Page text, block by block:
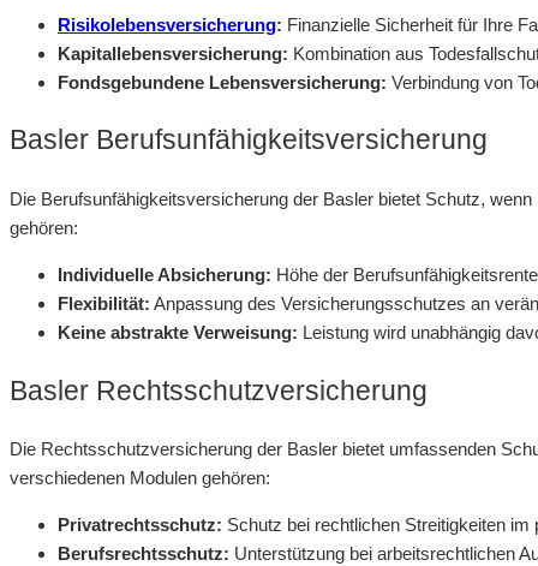
Risikolebensversicherung: Finanzielle Sicherheit für Ihre
Kapitallebensversicherung: Kombination aus
Fondsgebundene Lebensversicherung: Verbindung von
Basler Berufsunfähigkeitsversicherung
Die Berufsunfähigkeitsversicherung der Basler bietet Schutz,
gehören:
Individuelle Absicherung: Höhe der
Flexibilität: Anpassung des Versicherungsschutzes an
Keine abstrakte Verweisung: Leistung wird unabhängig
Basler Rechtsschutzversicherung
Die Rechtsschutzversicherung der Basler bietet umfassenden
verschiedenen Modulen gehören:
Privatrechtsschutz: Schutz bei rechtlichen Streitigkeiten
Berufsrechtsschutz: Unterstützung bei arbeitsrechtlichen